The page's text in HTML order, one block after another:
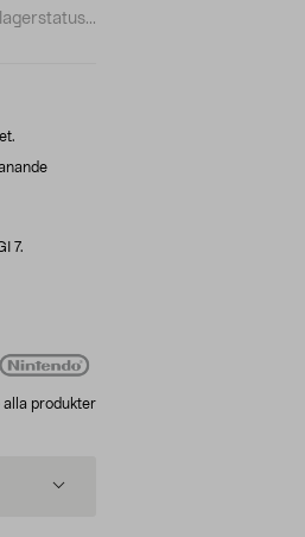
7.
alla produkter